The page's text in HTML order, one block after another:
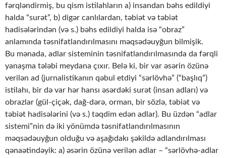
fərqləndirmiş, bu qism istilahların a) insandan bəhs edildiyi
halda “surət”, b) digər canlılardan, təbiət və təbiət
hadisələrindən (və s.) bəhs edildiyi halda isə “obraz”
anlamında təsnifatlandırılmasını məqsədəuyğun bilmişik.
Bu mənada, adlar sisteminin təsnifatlandırılmasında da fərqli
yanaşma tələbi meydana çıxır. Belə ki, bir var əsərin özünə
verilən ad (jurnalistikanın qəbul etdiyi “sərlövhə” (“başlıq”)
istilahı, bir də var hər hansı əsərdəki surət (insan adları) və
obrazlar (gül-çiçək, dağ-dərə, orman, bir sözlə, təbiət və
təbiət hadisələrini (və s.) təqdim edən adlar). Bu üzdən “adlar
sistemi”nin də iki yönümdə təsnifatlandırılmasının
məqsədəuyğun olduğu və aşağıdakı şəkildə adlandırılması
qənaətindəyik: a) əsərin özünə verilən adlar – “sərlövhə-adlar